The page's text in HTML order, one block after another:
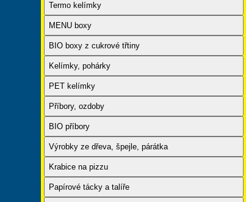
Termo kelímky
MENU boxy
BIO boxy z cukrové třtiny
Kelímky, pohárky
PET kelímky
Příbory, ozdoby
BIO příbory
Výrobky ze dřeva, špejle, párátka
Krabice na pizzu
Papírové tácky a talíře